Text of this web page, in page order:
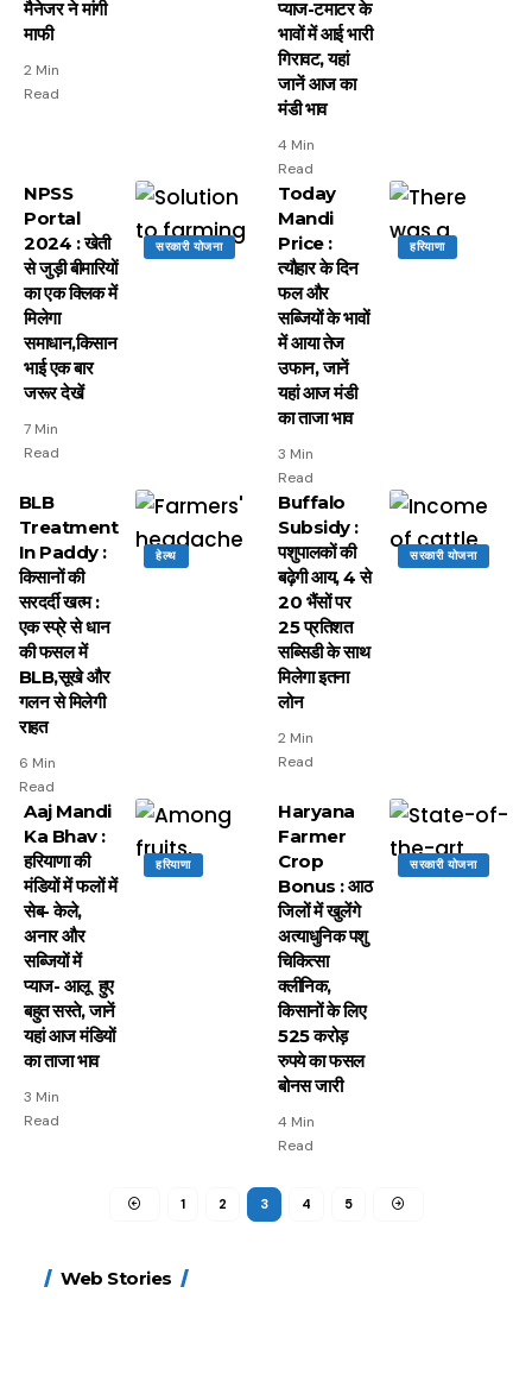
मैनेजर ने मांगी
माफी
2 Min
Read
प्याज-टमाटर के
भावों में आई भारी
गिरावट, यहां
जानें आज का
मंडी भाव
4 Min
Read
सरकारी योजना
NPSS
Portal
2024 : खेती
से जुड़ी बीमारियों
का एक क्लिक में
मिलेगा
समाधान,किसान
भाई एक बार
जरूर देखें
7 Min
Read
हरियाणा
Today
Mandi
Price :
त्यौहार के दिन
फल और
सब्जियों के भावों
में आया तेज
उफान, जानें
यहां आज मंडी
का ताजा भाव
3 Min
Read
हेल्थ
BLB
Treatment
In Paddy :
किसानों की
सरदर्दी खत्म :
एक स्प्रे से धान
की फसल में
BLB,सूखे और
गलन से मिलेगी
राहत
6 Min
Read
सरकारी योजना
Buffalo
Subsidy :
पशुपालकों की
बढ़ेगी आय, 4 से
20 भैंसों पर
25 प्रतिशत
सब्सिडी के साथ
मिलेगा इतना
लोन
2 Min
Read
हरियाणा
Aaj Mandi
Ka Bhav :
हरियाणा की
मंडियों में फलों में
सेब- केले,
अनार और
सब्जियों में
प्याज- आलू हुए
बहुत सस्ते, जानें
यहां आज मंडियों
का ताजा भाव
3 Min
Read
सरकारी योजना
Haryana
Farmer
Crop
Bonus : आठ
जिलों में खुलेंगे
अत्याधुनिक पशु
चिकित्सा
क्लीनिक,
किसानों के लिए
525 करोड़
रुपये का फसल
बोनस जारी
4 Min
Read
1 2 3 4 5
Web Stories
15 नवंबर से लागू होंगे
FASTag के ये नए नियम,
मोटापे को कम करने के लिए